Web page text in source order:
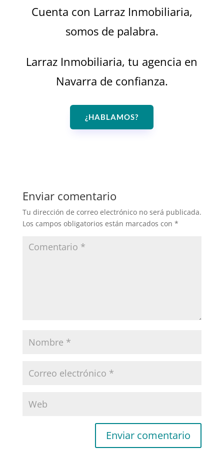
Cuenta con Larraz Inmobiliaria,
somos de palabra.
Larraz Inmobiliaria, tu agencia en
Navarra de confianza.
¿HABLAMOS?
Enviar comentario
Tu dirección de correo electrónico no será publicada.
Los campos obligatorios están marcados con *